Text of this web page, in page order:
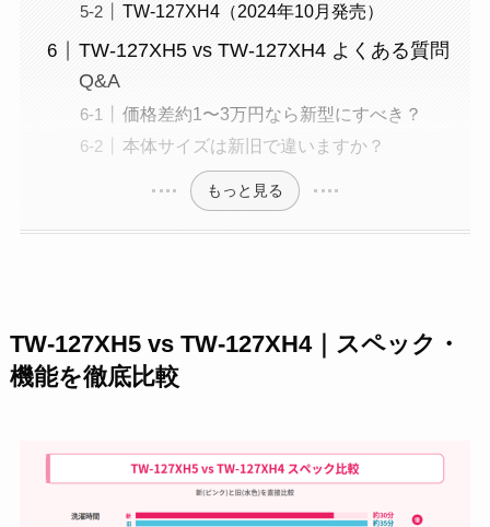
TW-127XH4（2024年10月発売）
TW-127XH5 vs TW-127XH4 よくある質問
Q&A
価格差約1〜3万円なら新型にすべき？
本体サイズは新旧で違いますか？
もっと見る
TW-127XH5 vs TW-127XH4｜スペック・
機能を徹底比較